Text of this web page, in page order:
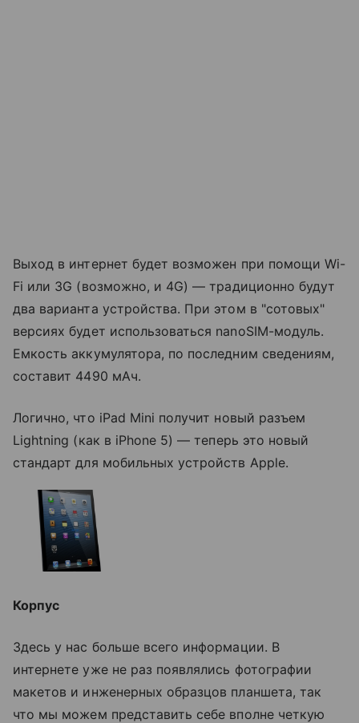
Выход в интернет будет возможен при помощи Wi-
Fi или 3G (возможно, и 4G) — традиционно будут
два варианта устройства. При этом в "сотовых"
версиях будет использоваться nanoSIM-модуль.
Емкость аккумулятора, по последним сведениям,
составит 4490 мАч.
Логично, что iPad Mini получит новый разъем
Lightning (как в iPhone 5) — теперь это новый
стандарт для мобильных устройств Apple.
Корпус
Здесь у нас больше всего информации. В
интернете уже не раз появлялись фотографии
макетов и инженерных образцов планшета, так
что мы можем представить себе вполне четкую